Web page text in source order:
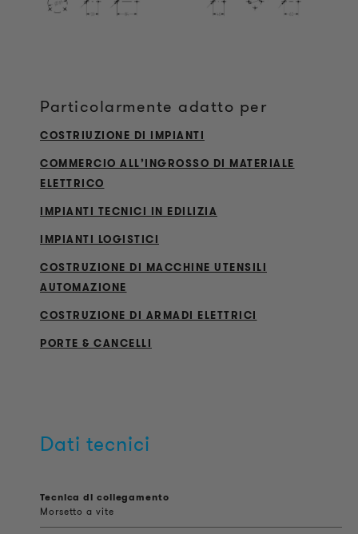
Particolarmente adatto per
COSTRIUZIONE DI IMPIANTI
COMMERCIO ALL’INGROSSO DI MATERIALE
ELETTRICO
IMPIANTI TECNICI IN EDILIZIA
IMPIANTI LOGISTICI
COSTRUZIONE DI MACCHINE UTENSILI
AUTOMAZIONE
COSTRUZIONE DI ARMADI ELETTRICI
PORTE & CANCELLI
Dati tecnici
Tecnica di collegamento
Morsetto a vite